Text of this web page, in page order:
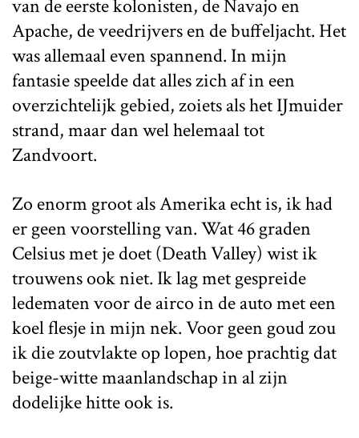
van de eerste kolonisten, de Navajo en
Apache, de veedrijvers en de buffeljacht. Het
was allemaal even spannend. In mijn
fantasie speelde dat alles zich af in een
overzichtelijk gebied, zoiets als het IJmuider
strand, maar dan wel helemaal tot
Zandvoort.
Zo enorm groot als Amerika echt is, ik had
er geen voorstelling van. Wat 46 graden
Celsius met je doet (Death Valley) wist ik
trouwens ook niet. Ik lag met gespreide
ledematen voor de airco in de auto met een
koel flesje in mijn nek. Voor geen goud zou
ik die zoutvlakte op lopen, hoe prachtig dat
beige-witte maanlandschap in al zijn
dodelijke hitte ook is.